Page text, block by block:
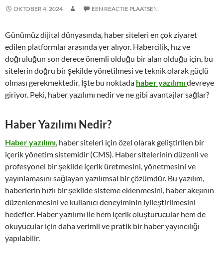
OKTOBER 4, 2024 EEN REACTIE PLAATSEN
Günümüz dijital dünyasında, haber siteleri en çok ziyaret
edilen platformlar arasında yer alıyor. Habercilik, hız ve
doğruluğun son derece önemli olduğu bir alan olduğu için, bu
sitelerin doğru bir şekilde yönetilmesi ve teknik olarak güçlü
olması gerekmektedir. İşte bu noktada haber yazılımıdevreye
giriyor. Peki, haber yazılımı nedir ve ne gibi avantajlar sağlar?
Haber Yazılımı Nedir?
Haber yazılımı, haber siteleri için özel olarak geliştirilen bir
içerik yönetim sistemidir (CMS). Haber sitelerinin düzenli ve
profesyonel bir şekilde içerik üretmesini, yönetmesini ve
yayınlamasını sağlayan yazılımsal bir çözümdür. Bu yazılım,
haberlerin hızlı bir şekilde sisteme eklenmesini, haber akışının
düzenlenmesini ve kullanıcı deneyiminin iyileştirilmesini
hedefler. Haber yazılımı ile hem içerik oluşturucular hem de
okuyucular için daha verimli ve pratik bir haber yayıncılığı
yapılabilir.